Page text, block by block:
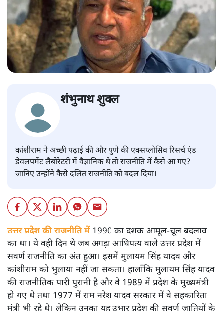
शंभुनाथ शुक्ल
कांशीराम ने अच्छी पढ़ाई की और पुणे की एक्सप्लोसिव रिसर्च एंड
डेवलपमेंट लैबोरेटरी में वैज्ञानिक थे तो राजनीति में कैसे आ गए?
जानिए उन्होंने कैसे दलित राजनीति को बदल दिया।
उत्तर प्रदेश की राजनीति में1990 का दशक आमूल-चूल बदलाव
का था। ये वही दिन थे जब अगड़ा आधिपत्य वाले उत्तर प्रदेश में
सवर्ण राजनीति का अंत हुआ। इसमें मुलायम सिंह यादव और
कांशीराम को भुलाया नहीं जा सकता। हालाँकि मुलायम सिंह यादव
की राजनीतिक पारी पुरानी है और वे 1989 में प्रदेश के मुख्यमंत्री
हो गए थे तथा 1977 में राम नरेश यादव सरकार में वे सहकारिता